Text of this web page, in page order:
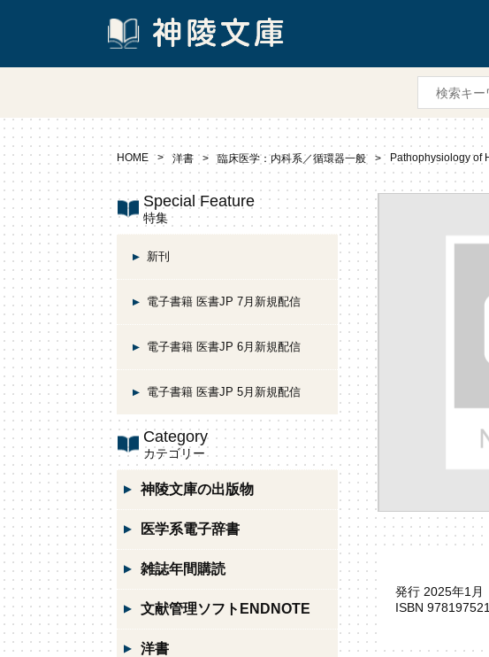
HOME 洋書 臨床医学：内科系／循環器一般 Pathophysiology of
発行 2025年1月
ISBN
Special Feature
特集
新刊
電子書籍 医書JP 7月新規配信
電子書籍 医書JP 6月新規配信
電子書籍 医書JP 5月新規配信
Category
カテゴリー
神陵文庫の出版物
医学系電子辞書
雑誌年間購読
文献管理ソフトENDNOTE
洋書